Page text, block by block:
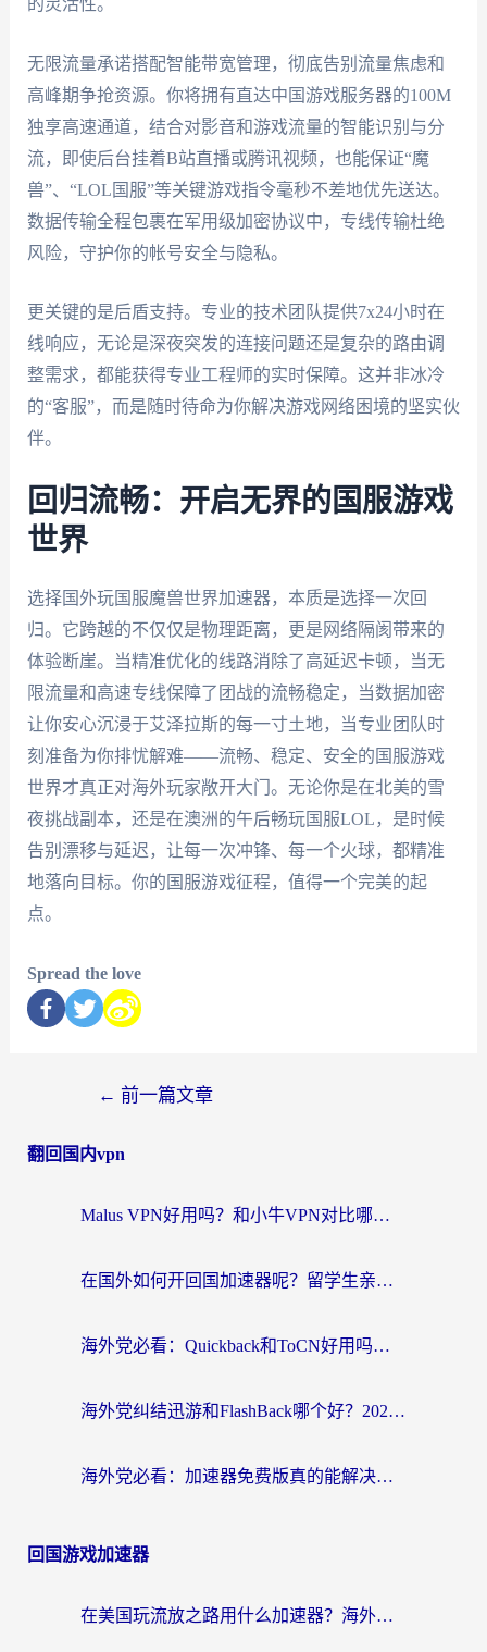
的灵活性。
无限流量承诺搭配智能带宽管理，彻底告别流量焦虑和
高峰期争抢资源。你将拥有直达中国游戏服务器的100M
独享高速通道，结合对影音和游戏流量的智能识别与分
流，即使后台挂着B站直播或腾讯视频，也能保证“魔
兽”、“LOL国服”等关键游戏指令毫秒不差地优先送达。
数据传输全程包裹在军用级加密协议中，专线传输杜绝
风险，守护你的帐号安全与隐私。
更关键的是后盾支持。专业的技术团队提供7x24小时在
线响应，无论是深夜突发的连接问题还是复杂的路由调
整需求，都能获得专业工程师的实时保障。这并非冰冷
的“客服”，而是随时待命为你解决游戏网络困境的坚实伙
伴。
回归流畅：开启无界的国服游戏
世界
选择国外玩国服魔兽世界加速器，本质是选择一次回
归。它跨越的不仅仅是物理距离，更是网络隔阂带来的
体验断崖。当精准优化的线路消除了高延迟卡顿，当无
限流量和高速专线保障了团战的流畅稳定，当数据加密
让你安心沉浸于艾泽拉斯的每一寸土地，当专业团队时
刻准备为你排忧解难——流畅、稳定、安全的国服游戏
世界才真正对海外玩家敞开大门。无论你是在北美的雪
夜挑战副本，还是在澳洲的午后畅玩国服LOL，是时候
告别漂移与延迟，让每一次冲锋、每一个火球，都精准
地落向目标。你的国服游戏征程，值得一个完美的起
点。
Spread the love
← 前一篇文章
翻回国内vpn
Malus VPN好用吗？和小牛VPN对比哪个回国效果更好？海外党亲测实用指南
在国外如何开回国加速器呢？留学生亲测的无缝访问国内资源指南
海外党必看：Quickback和ToCN好用吗？3分钟选对回国加速器的实用指南
海外党纠结迅游和FlashBack哪个好？2026实用指南教你选对回国加速器
海外党必看：加速器免费版真的能解决回国访问难题吗？附实用选择指南
回国游戏加速器
在美国玩流放之路用什么加速器？海外党国服游戏不卡顿的终极攻略